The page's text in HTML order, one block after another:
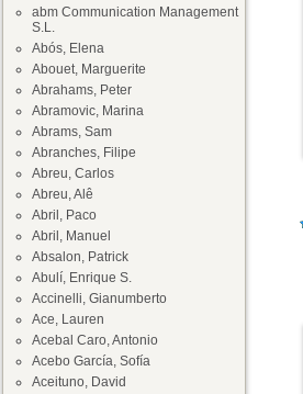
abm Communication Management
S.L.
Abós, Elena
Abouet, Marguerite
Abrahams, Peter
Abramovic, Marina
Abrams, Sam
Abranches, Filipe
Abreu, Carlos
Abreu, Alê
Abril, Paco
Abril, Manuel
Absalon, Patrick
Abulí, Enrique S.
Accinelli, Gianumberto
Ace, Lauren
Acebal Caro, Antonio
Acebo García, Sofía
Aceituno, David